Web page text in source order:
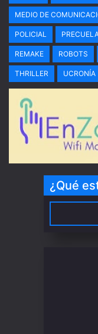
MEDIO DE
POLICIAL
REMAKE ROBOTS
THRILLER UCRONÍA
¿Qué